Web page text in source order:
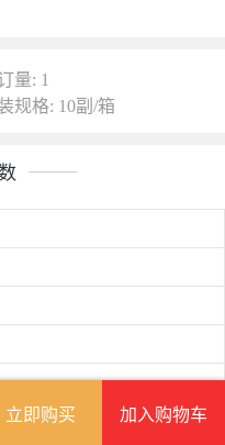
量: 1
规格: 10副/箱
立即购买 加入购物车